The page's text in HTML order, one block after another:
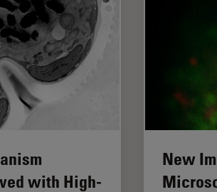
with High-
New